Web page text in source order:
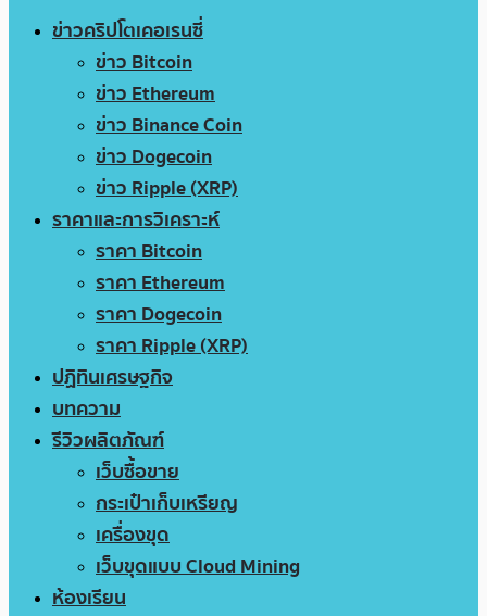
ข่าวคริปโตเคอเรนซี่
ข่าว Bitcoin
ข่าว Ethereum
ข่าว Binance Coin
ข่าว Dogecoin
ข่าว Ripple (XRP)
ราคาและการวิเคราะห์
ราคา Bitcoin
ราคา Ethereum
ราคา Dogecoin
ราคา Ripple (XRP)
ปฏิทินเศรษฐกิจ
บทความ
รีวิวผลิตภัณฑ์
เว็บซื้อขาย
กระเป๋าเก็บเหรียญ
เครื่องขุด
เว็บขุดแบบ Cloud Mining
ห้องเรียน